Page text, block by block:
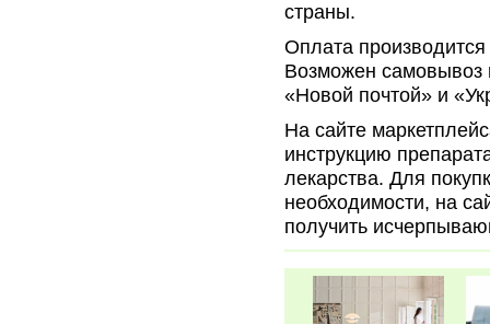
страны.
Оплата
Возможен самовывоз
«Новой почтой» и
На сайте
инструкцию
лекарства. Для
необходимости, на
получить